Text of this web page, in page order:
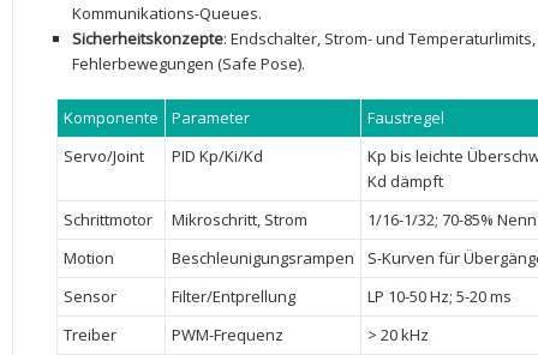
Kommunikations-Queues.
Sicherheitskonzepte:‍ Endschalter, Strom- und
Fehlerbewegungen (Safe Pose).
Komponente Parameter
Faustregel
Servo/Joint
PID Kp/Ki/Kd
Kp bis leichte
Kd dämpft
Schrittmotor
Mikroschritt, ​Strom
1/16-1/32; 70-85%
Motion
Beschleunigungsrampen
S-Kurven für
Sensor
Filter/Entprellung
LP ‌10-50 Hz; 5-20 ms
Treiber
PWM-Frequenz > 20 kHz